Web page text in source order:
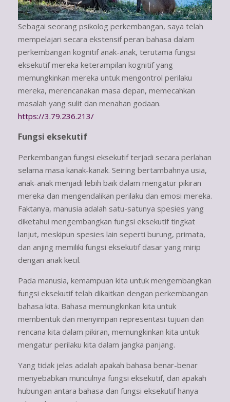
Sebagai seorang psikolog perkembangan, saya telah
mempelajari secara ekstensif peran bahasa dalam
perkembangan kognitif anak-anak, terutama fungsi
eksekutif mereka keterampilan kognitif yang
memungkinkan mereka untuk mengontrol perilaku
mereka, merencanakan masa depan, memecahkan
masalah yang sulit dan menahan godaan.
https://3.79.236.213/
Fungsi eksekutif
Perkembangan fungsi eksekutif terjadi secara perlahan
selama masa kanak-kanak. Seiring bertambahnya usia,
anak-anak menjadi lebih baik dalam mengatur pikiran
mereka dan mengendalikan perilaku dan emosi mereka.
Faktanya, manusia adalah satu-satunya spesies yang
diketahui mengembangkan fungsi eksekutif tingkat
lanjut, meskipun spesies lain seperti burung, primata,
dan anjing memiliki fungsi eksekutif dasar yang mirip
dengan anak kecil.
Pada manusia, kemampuan kita untuk mengembangkan
fungsi eksekutif telah dikaitkan dengan perkembangan
bahasa kita. Bahasa memungkinkan kita untuk
membentuk dan menyimpan representasi tujuan dan
rencana kita dalam pikiran, memungkinkan kita untuk
mengatur perilaku kita dalam jangka panjang.
Yang tidak jelas adalah apakah bahasa benar-benar
menyebabkan munculnya fungsi eksekutif, dan apakah
hubungan antara bahasa dan fungsi eksekutif hanya